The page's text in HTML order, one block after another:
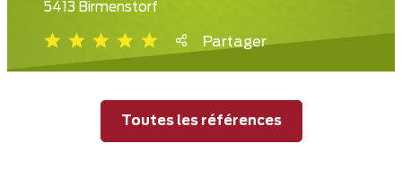
5413 Birmenstorf
Partager
Toutes les références